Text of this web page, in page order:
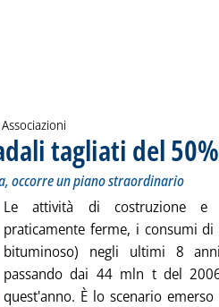
tagliati del
occorre un piano straordinario
Le attività di costruzione e
praticamente ferme, i consumi
bituminoso) negli ultimi 8
passando dai 44 mln t del
quest'anno. È lo scenario